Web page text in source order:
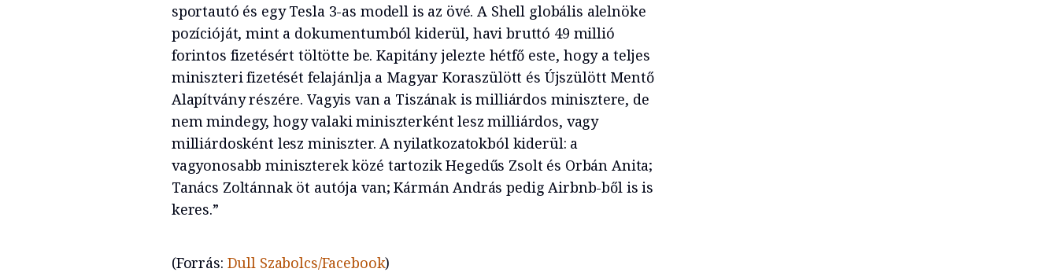
sportautó és egy Tesla 3-as modell is az övé. A Shell globális alelnöke
pozícióját, mint a dokumentumból kiderül, havi bruttó 49 millió
forintos fizetésért töltötte be. Kapitány jelezte hétfő este, hogy a teljes
miniszteri fizetését felajánlja a Magyar Koraszülött és Újszülött Mentő
Alapítvány részére. Vagyis van a Tiszának is milliárdos minisztere, de
nem mindegy, hogy valaki miniszterként lesz milliárdos, vagy
milliárdosként lesz miniszter. A nyilatkozatokból kiderül: a
vagyonosabb miniszterek közé tartozik Hegedűs Zsolt és Orbán Anita;
Tanács Zoltánnak öt autója van; Kármán András pedig Airbnb-ből is is
keres.”
(Forrás: Dull Szabolcs/Facebook)